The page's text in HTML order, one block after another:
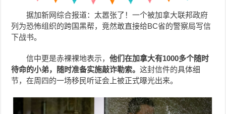
据加新网综合报道：太嚣张了！一个被加拿大联邦政府
列为恐怖组织的跨国黑帮，竟然敢直接给BC省的警察局写信
下战书。
信中更是赤裸裸地表示，他们在加拿大有1000多个随时
待命的小弟，随时准备实施敲诈勒索。这封信件的具体细
节，在周四的一场移民听证会上被正式曝光出来。